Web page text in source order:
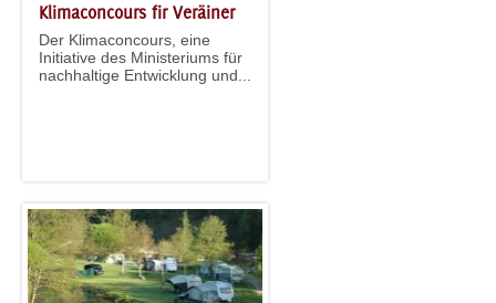
Klimaconcours fir Veräiner
Der Klimaconcours, eine
Initiative des Ministeriums für
nachhaltige Entwicklung und...